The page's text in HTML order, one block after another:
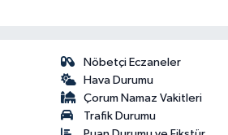
Nöbetçi Eczaneler
Hava Durumu
Çorum Namaz Vakitleri
Trafik Durumu